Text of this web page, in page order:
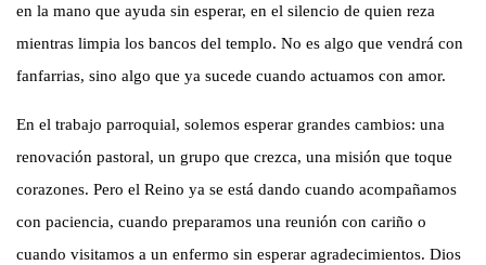
en la mano que ayuda sin esperar, en el silencio de quien reza
mientras limpia los bancos del templo. No es algo que vendrá con
fanfarrias, sino algo que ya sucede cuando actuamos con amor.
En el trabajo parroquial, solemos esperar grandes cambios: una
renovación pastoral, un grupo que crezca, una misión que toque
corazones. Pero el Reino ya se está dando cuando acompañamos
con paciencia, cuando preparamos una reunión con cariño o
cuando visitamos a un enfermo sin esperar agradecimientos. Dios